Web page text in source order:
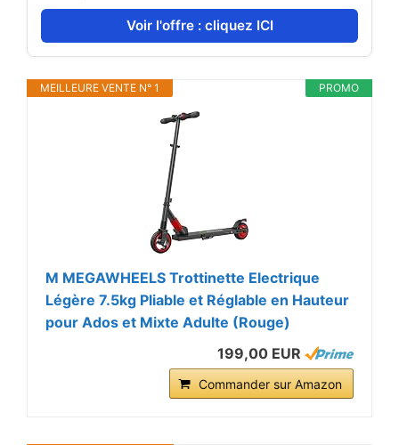
Voir l'offre : cliquez ICI
PROMO
MEILLEURE VENTE N° 1
M MEGAWHEELS Trottinette Electrique
Légère 7.5kg Pliable et Réglable en Hauteur
pour Ados et Mixte Adulte (Rouge)
199,00 EUR
Commander sur Amazon